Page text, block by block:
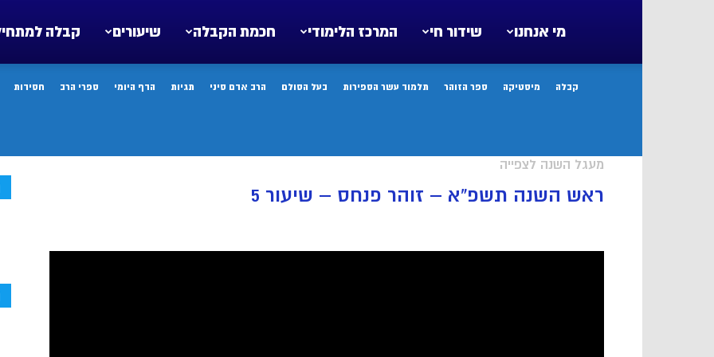
קבלה שיעורים חכמת הקבלה המרכז הלימודי שידור חי מי אנחנו
קבלה מיסטיקה ספר הזוהר תלמוד עשר הספירות בעל הסולם הרב אדם סיני תגיות הדף היומי ספרי הרב חסידות
מעגל השנה לצפייה
ראש השנה תשפ”א – זוהר פנחס – שיעור 5